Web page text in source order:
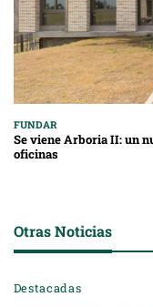
FUNDAR
Se viene Arboria II: un
oficinas
Otras Noticias
Destacadas